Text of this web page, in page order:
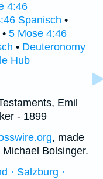
4:46
Spanisch •
• 5 Mose 4:46
• Deuteronomy
Hub
Emil
- 1899
, made
Bolsinger.
· Salzburg ·